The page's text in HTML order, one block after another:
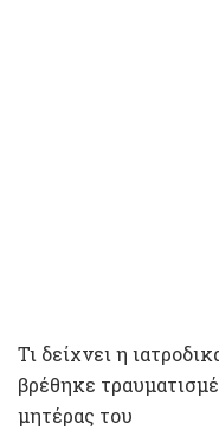
Τι δείχνει η
βρέθηκε
μητέρας του